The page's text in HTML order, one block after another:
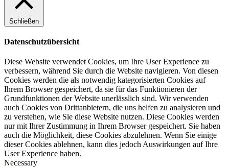
Schließen
Datenschutzübersicht
Diese Website verwendet Cookies, um Ihre User Experience zu
verbessern, während Sie durch die Website navigieren. Von diesen
Cookies werden die als notwendig kategorisierten Cookies auf
Ihrem Browser gespeichert, da sie für das Funktionieren der
Grundfunktionen der Website unerlässlich sind. Wir verwenden
auch Cookies von Drittanbietern, die uns helfen zu analysieren und
zu verstehen, wie Sie diese Website nutzen. Diese Cookies werden
nur mit Ihrer Zustimmung in Ihrem Browser gespeichert. Sie haben
auch die Möglichkeit, diese Cookies abzulehnen. Wenn Sie einige
dieser Cookies ablehnen, kann dies jedoch Auswirkungen auf Ihre
User Experience haben.
Necessary